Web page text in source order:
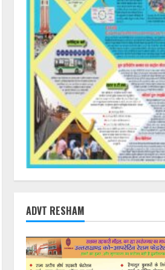
ADVT RESHAM